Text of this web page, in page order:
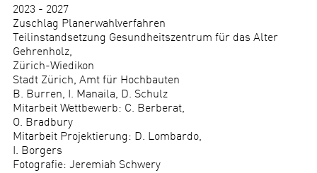
2023 - 2027
Zuschlag Planerwahlverfahren
Teilinstandsetzung Gesundheitszentrum für das Alter
Gehrenholz,
Zürich-Wiedikon
Stadt Zürich, Amt für Hochbauten
B. Burren, I. Manaila, D. Schulz
Mitarbeit Wettbewerb: C. Berberat,
O. Bradbury
Mitarbeit Projektierung: D. Lombardo,
I. Borgers
Fotografie: Jeremiah Schwery